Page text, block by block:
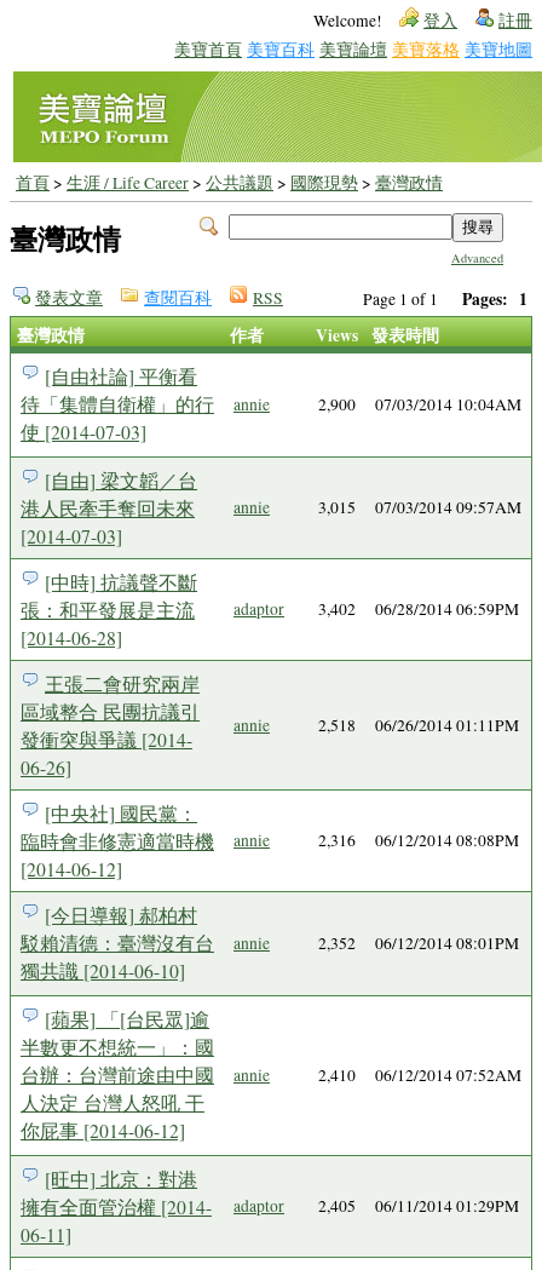
Welcome! 登入 註冊
美寶首頁 美寶百科 美寶論壇 美寶落格 美寶地圖
首頁> 生涯 / Life Career> 公共議題 > 國際現勢> 臺灣政情
Advanced
臺灣政情
Page 1 of 1 Pages: 1
發表文章 查閱百科 RSS
臺灣政情 作者 Views 發表時間
[自由社論] 平衡看
待「集體自衛權」的行
使 [2014-07-03]
annie 2,900 07/03/2014 10:04AM
[自由] 梁文韜／台
港人民牽手奪回未來
[2014-07-03]
annie 3,015 07/03/2014 09:57AM
[中時] 抗議聲不斷
張：和平發展是主流
[2014-06-28]
adaptor 3,402 06/28/2014 06:59PM
王張二會研究兩岸
區域整合 民團抗議引
發衝突與爭議 [2014-
06-26]
annie 2,518 06/26/2014 01:11PM
[中央社] 國民黨：
臨時會非修憲適當時機
[2014-06-12]
annie 2,316 06/12/2014 08:08PM
[今日導報] 郝柏村
駁賴清德：臺灣沒有台
獨共識 [2014-06-10]
annie 2,352 06/12/2014 08:01PM
[蘋果] 「[台民眾]逾
半數更不想統一」：國
台辦：台灣前途由中國
人決定 台灣人怒吼 干
你屁事 [2014-06-12]
annie 2,410 06/12/2014 07:52AM
[旺中] 北京：對港
擁有全面管治權 [2014-
06-11]
adaptor 2,405 06/11/2014 01:29PM